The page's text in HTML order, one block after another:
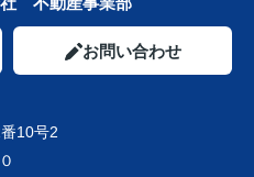
お問い合わせ
10号2